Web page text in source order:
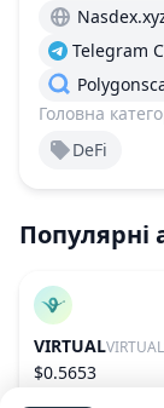
Головна
DeFi
Telegram
Популярні
VIRTUAL
$0.5653